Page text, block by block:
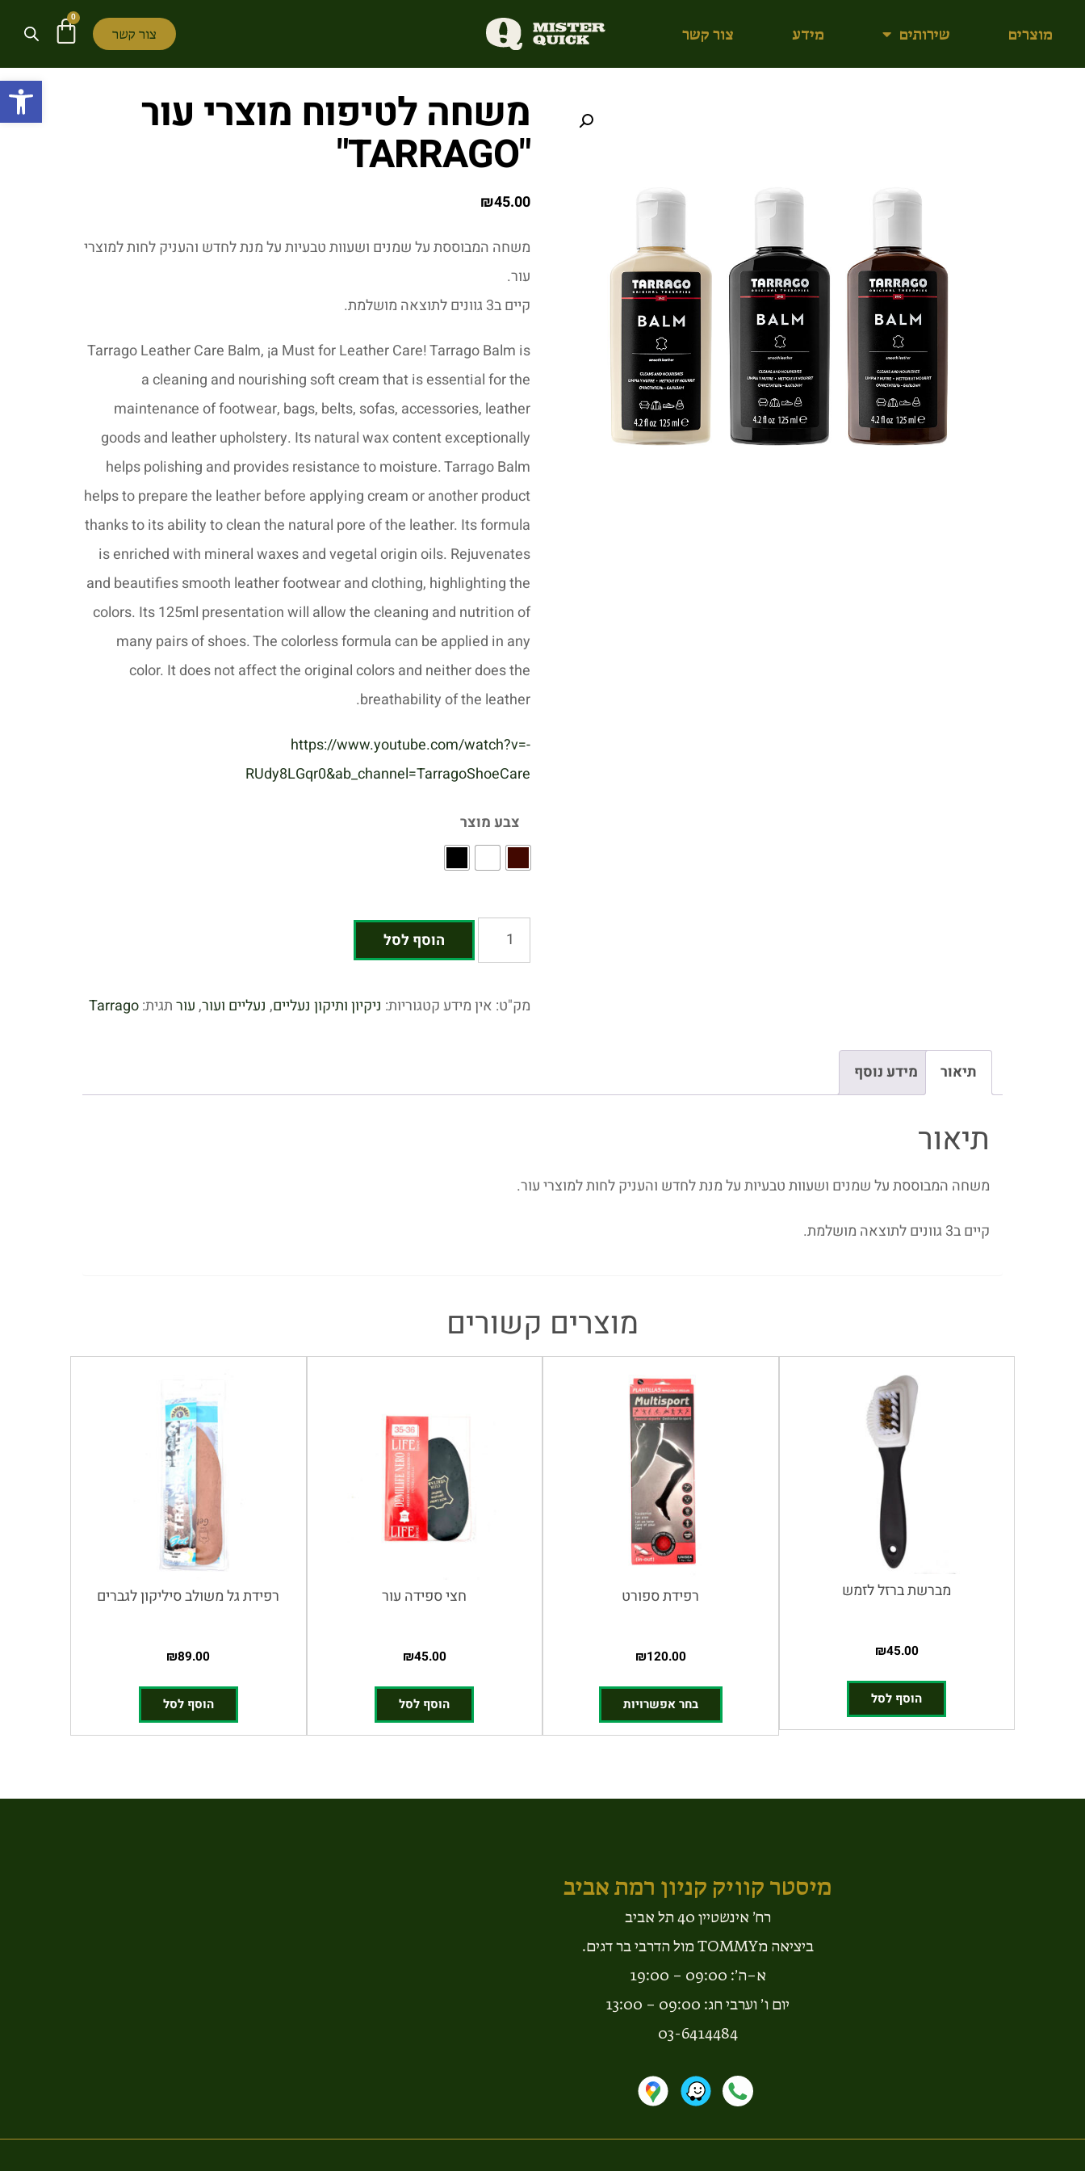
מוצרים שירותים מידע צור קשר צור קשר
0
משחה לטיפוח מוצרי עור
"TARRAGO"
₪45.00
משחה המבוססת על שמנים ושעוות טבעיות על מנת לחדש והעניק לחות למוצרי
עור.
קיים ב3 גוונים לתוצאה מושלמת.
Tarrago Leather Care Balm, ¡a Must for Leather Care! Tarrago Balm is
a cleaning and nourishing soft cream that is essential for the
maintenance of footwear, bags, belts, sofas, accessories, leather
goods and leather upholstery. Its natural wax content exceptionally
helps polishing and provides resistance to moisture. Tarrago Balm
helps to prepare the leather before applying cream or another product
thanks to its ability to clean the natural pore of the leather. Its formula
is enriched with mineral waxes and vegetal origin oils. Rejuvenates
and beautifies smooth leather footwear and clothing, highlighting the
colors. Its 125ml presentation will allow the cleaning and nutrition of
many pairs of shoes. The colorless formula can be applied in any
color. It does not affect the original colors and neither does the
breathability of the leather.
https://www.youtube.com/watch?v=-
RUdy8LGqr0&ab_channel=TarragoShoeCare
צבע מוצר
הוסף לסל
מק"ט: אין מידעקטגוריות: ניקיון ותיקון נעליים, נעליים ועור,עורתגית:Tarrago
תיאור מידע נוסף
תיאור
משחה המבוססת על שמנים ושעוות טבעיות על מנת לחדש והעניק לחות למוצרי עור.
קיים ב3 גוונים לתוצאה מושלמת.
מוצרים קשורים
מברשת ברזל לזמש
₪45.00
הוסף לסל
רפידת ספורט
₪120.00
בחר אפשרויות
חצי ספידה עור
₪45.00
הוסף לסל
רפידת גל משולב סיליקון לגברים
₪89.00
הוסף לסל
מיסטר קוויק קניון רמת אביב​
רח׳ אינשטיין 40 תל אביב
ביציאה מTOMMY מול הדרבי בר דגים.
א–ה׳: 09:00 – 19:00
יום ו׳ וערבי חג: 09:00 – 13:00
03-6414484